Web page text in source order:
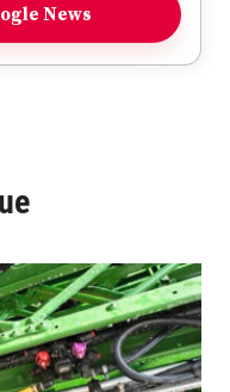
News